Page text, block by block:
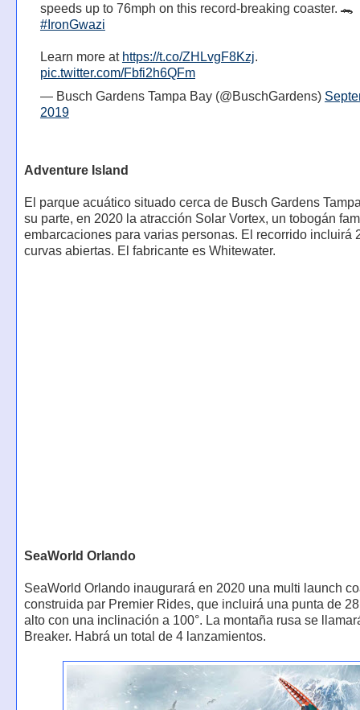
speeds up to 76mph on this record-breaking coaster. 🐊
#IronGwazi
Learn more at https://t.co/ZHLvgF8Kzj.
pic.twitter.com/Fbfi2h6QFm
— Busch Gardens Tampa Bay (@BuschGardens)
2019
Adventure Island
El parque acuático situado cerca de Busch Gardens
su parte, en 2020 la atracción Solar Vortex, un tobogán
embarcaciones para varias personas. El recorrido incluirá
curvas abiertas. El fabricante es Whitewater.
SeaWorld Orlando
SeaWorld Orlando inaugurará en 2020 una multi launch
construida par Premier Rides, que incluirá una punta de
alto con una inclinación a 100°. La montaña rusa se
Breaker. Habrá un total de 4 lanzamientos.